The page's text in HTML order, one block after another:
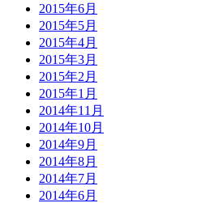
2015年6月
2015年5月
2015年4月
2015年3月
2015年2月
2015年1月
2014年11月
2014年10月
2014年9月
2014年8月
2014年7月
2014年6月